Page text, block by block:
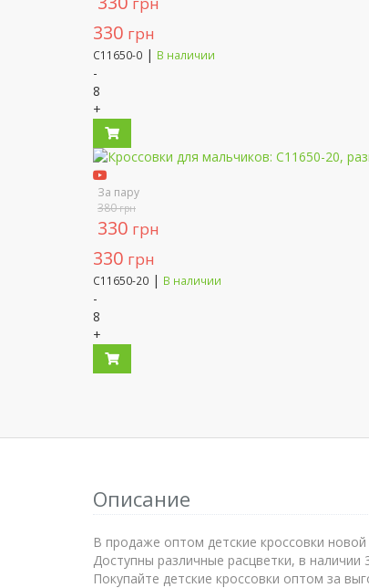
330 грн
C11650-0 | В наличии
-
8
+
За пару
380грн
330 грн
330 грн
C11650-20 | В наличии
-
8
+
Описание
В продаже оптом детские кроссовки
Доступны различные расцветки, в
Покупайте детские кроссовки оптом за